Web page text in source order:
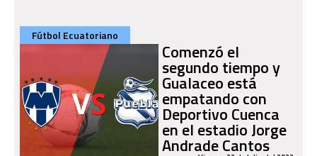
Fútbol Ecuatoriano
Comenzó el
segundo tiempo y
Gualaceo está
empatando con
Deportivo Cuenca
en el estadio Jorge
Andrade Cantos